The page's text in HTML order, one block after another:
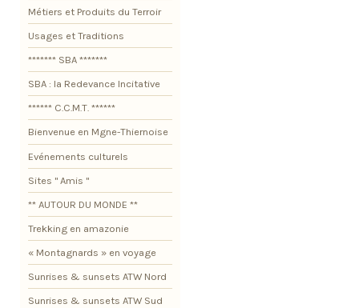
Métiers et Produits du Terroir
Usages et Traditions
******* SBA *******
SBA : la Redevance Incitative
****** C.C.M.T. ******
Bienvenue en Mgne-Thiernoise
Evénements culturels
Sites " Amis "
** AUTOUR DU MONDE **
Trekking en amazonie
« Montagnards » en voyage
Sunrises & sunsets ATW Nord
Sunrises & sunsets ATW Sud